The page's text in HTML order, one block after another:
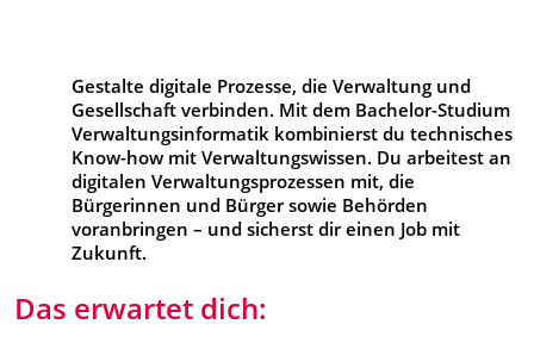
Gestalte digitale Prozesse, die Verwaltung und
Gesellschaft verbinden. Mit dem Bachelor-Studium
Verwaltungsinformatik kombinierst du technisches
Know-how mit Verwaltungswissen. Du arbeitest an
digitalen Verwaltungsprozessen mit, die
Bürgerinnen und Bürger sowie Behörden
voranbringen – und sicherst dir einen Job mit
Zukunft.
Das erwartet dich: